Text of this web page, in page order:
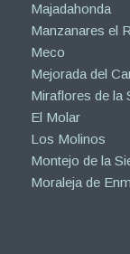
Majadahonda
Manzanares el
Meco
Mejorada del
Miraflores de la
El Molar
Los Molinos
Montejo de la
Moraleja de